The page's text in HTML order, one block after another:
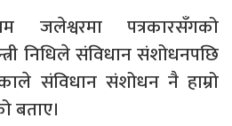
जलेश्वरमा पत्रकारसँगको
निधिले संविधान संशोधनपछि
संविधान संशोधन नै हाम्रो
बताए।